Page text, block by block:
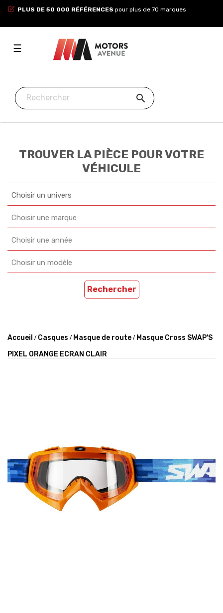
PLUS DE 50 000 RÉFÉRENCES pour plus de 70 marques
Toggle
navigation
☰

TROUVER LA PIÈCE POUR VOTRE
VÉHICULE
Choisir un univers
Choisir une marque
Choisir une année
Choisir un modèle
Rechercher
Accueil Casques Masque de route
Masque Cross SWAP'S
PIXEL ORANGE ECRAN CLAIR